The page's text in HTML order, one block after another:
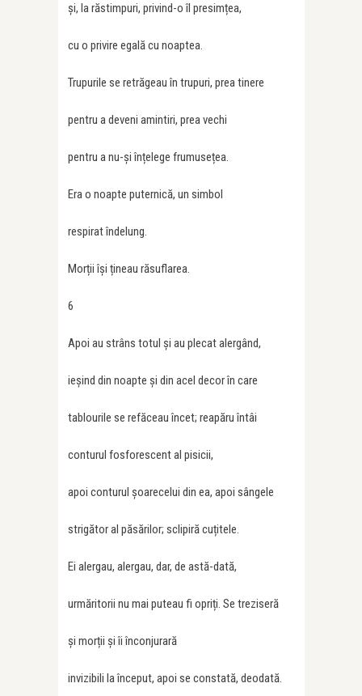
și, la răstimpuri, privind-o îl presimțea,
cu o privire egală cu noaptea.
Trupurile se retrăgeau în trupuri, prea tinere
pentru a deveni amintiri, prea vechi
pentru a nu-și înțelege frumusețea.
Era o noapte puternică, un simbol
respirat îndelung.
Morții își țineau răsuflarea.
6
Apoi au strâns totul și au plecat alergând,
ieșind din noapte și din acel decor în care
tablourile se refăceau încet; reapăru întâi
conturul fosforescent al pisicii,
apoi conturul șoarecelui din ea, apoi sângele
strigător al păsărilor; sclipiră cuțitele.
Ei alergau, alergau, dar, de astă-dată,
urmăritorii nu mai puteau fi opriți. Se treziseră
și morții și îi înconjurară
invizibili la început, apoi se constată, deodată.